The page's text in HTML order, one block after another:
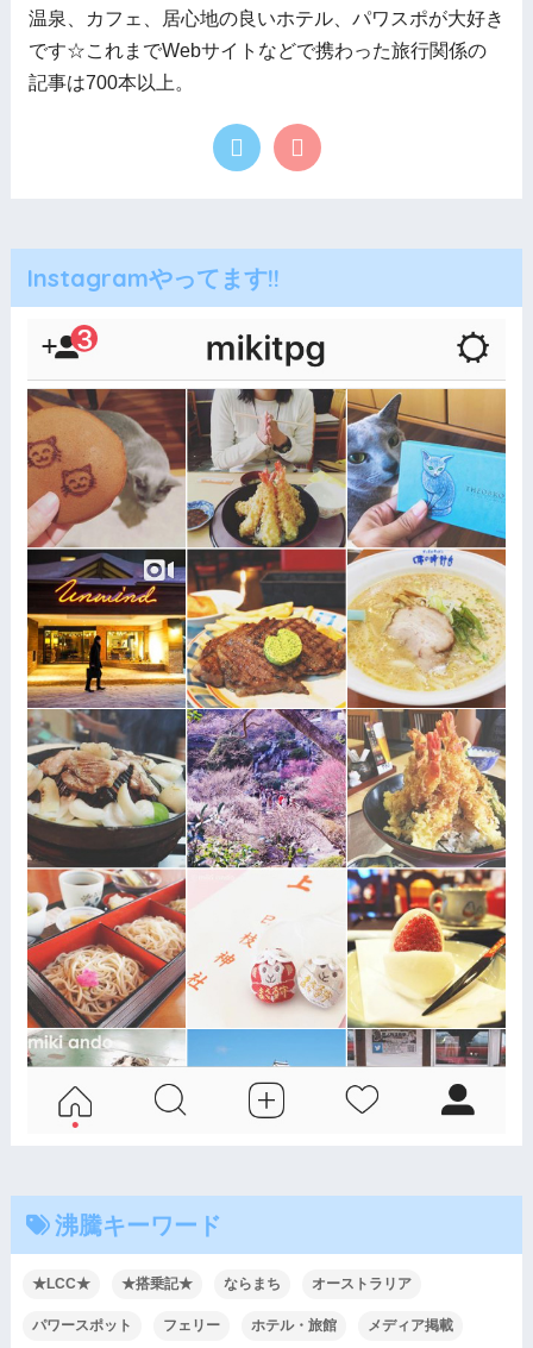
温泉、カフェ、居心地の良いホテル、パワスポが大好き
です☆これまでWebサイトなどで携わった旅行関係の
記事は700本以上。
Instagramやってます!!
沸騰キーワード
★LCC★ ★搭乗記★ ならまち オーストラリア
パワースポット フェリー ホテル・旅館 メディア掲載